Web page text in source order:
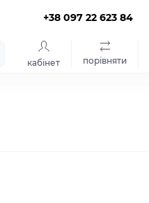
+38 097 22 623 84
кабінет порівняти